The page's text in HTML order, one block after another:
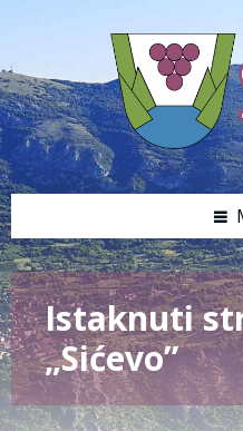
Istaknuti
„Sićevo”